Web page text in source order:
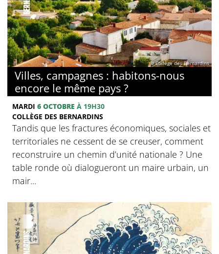
© Collège des Bernardins
Villes, campagnes : habitons-nous
encore le même pays ?
MARDI 6 OCTOBRE À 19H30
COLLÈGE DES BERNARDINS
Tandis que les fractures économiques, sociales et
territoriales ne cessent de se creuser, comment
reconstruire un chemin d’unité nationale ? Une
table ronde où dialogueront un maire urbain, un
mair...